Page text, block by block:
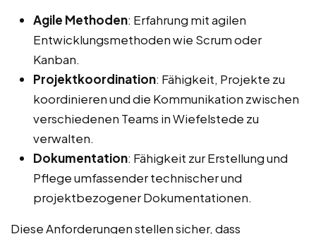
Agile Methoden: Erfahrung mit agilen
Entwicklungsmethoden wie Scrum oder
Kanban.
Projektkoordination: Fähigkeit, Projekte zu
koordinieren und die Kommunikation zwischen
verschiedenen Teams in Wiefelstede zu
verwalten.
Dokumentation: Fähigkeit zur Erstellung und
Pflege umfassender technischer und
projektbezogener Dokumentationen.
Diese Anforderungen stellen sicher, dass